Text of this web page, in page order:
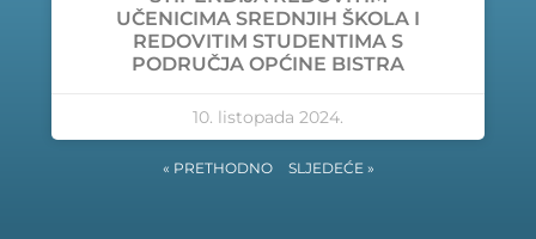
UČENICIMA SREDNJIH ŠKOLA I
REDOVITIM STUDENTIMA S
PODRUČJA OPĆINE BISTRA
10. listopada 2024.
« PRETHODNO SLJEDEĆE »